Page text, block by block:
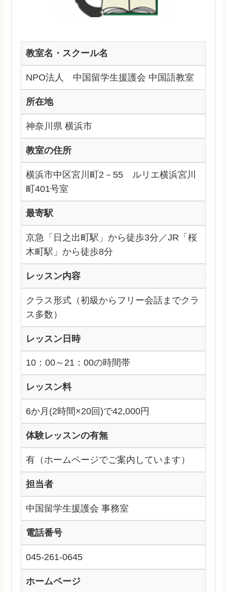
教室名・スクール名
NPO法人 中国留学生援護会 中国語教室
所在地
神奈川県 横浜市
教室の住所
横浜市中区宮川町2－55 ルリエ横浜宮川
町401号室
最寄駅
京急「日之出町駅」から徒歩3分／JR「桜
木町駅」から徒歩8分
レッスン内容
クラス形式（初級からフリー会話までクラ
ス多数）
レッスン日時
10：00～21：00の時間帯
レッスン料
6か月(2時間×20回)で42,000円
体験レッスンの有無
有（ホームページでご案内しています）
担当者
中国留学生援護会 事務室
電話番号
045-261-0645
ホームページ